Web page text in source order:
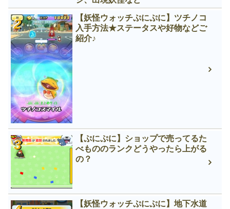
【妖怪ウォッチぷにぷに】ツチノコ
入手方法★ステータスや好物などご
紹介♪
【ぷにぷに】ショップで売ってるた
べもののランクどうやったら上がる
の？
【妖怪ウォッチぷにぷに】地下水道